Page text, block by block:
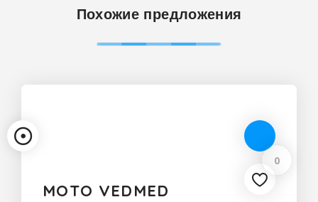
Похожие предложения
0
MOTO VEDMED